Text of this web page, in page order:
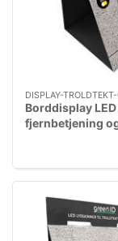
DISPLAY-
Borddisplay
fjernbetjening